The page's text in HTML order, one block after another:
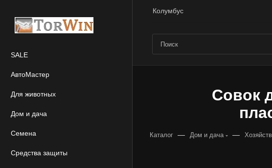
Колумбус
SALE
АвтоМастер
Для животных
Дом и дача
Семена
Средства защиты
Совок
Каталог — Дом и дача —